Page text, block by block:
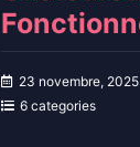
23 novembre, 2025
6 categories